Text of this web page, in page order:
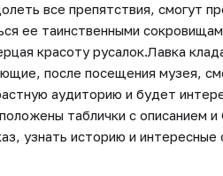
все препятствия, смогут
ее таинственными
красоту русалок.Лавка
после посещения музея,
аудиторию и будет
таблички с описанием
узнать историю и